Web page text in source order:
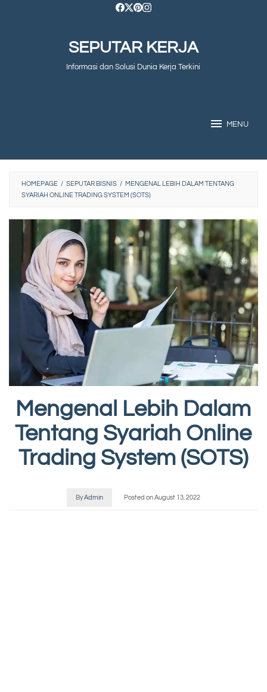
SEPUTAR KERJA
Informasi dan Solusi Dunia Kerja Terkini
MENU
HOMEPAGE / SEPUTAR BISNIS / MENGENAL LEBIH DALAM TENTANG
SYARIAH ONLINE TRADING SYSTEM (SOTS)
Mengenal Lebih Dalam
Tentang Syariah Online
Trading System (SOTS)
ByAdmin Posted onAugust 13, 2022